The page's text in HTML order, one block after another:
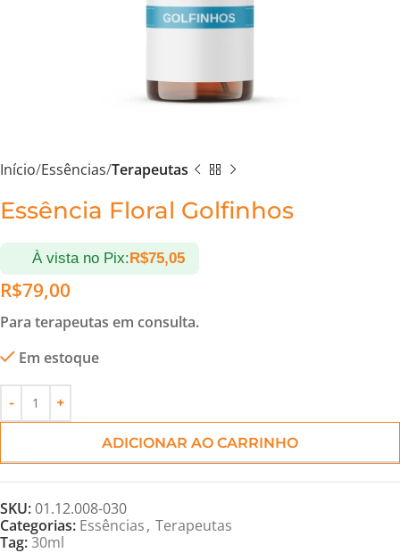
Início Essências Terapeutas
Essência Floral Golfinhos
À vista no Pix:R$75,05
R$79,00
Para terapeutas em consulta.
Em estoque
ADICIONAR AO CARRINHO
SKU:01.12.008-030
Categorias: Essências, Terapeutas
Tag:30ml